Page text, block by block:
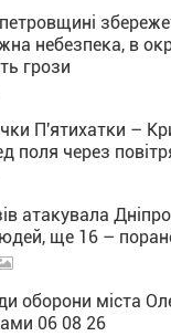
небезпека, в
грози
П'ятихатки –
поля через
атакувала
ще 16 –
оборони міста
06 08 26